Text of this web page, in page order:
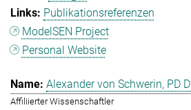
Publikationsreferenzen
ModelSEN Project
Personal Website
Alexander von Schwerin, PD
Affiliierter Wissenschaftler